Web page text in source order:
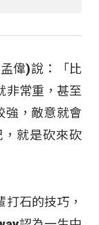
偉)說：「比
非常重，甚至
強，敵意就會
就是砍來砍
石的技巧，